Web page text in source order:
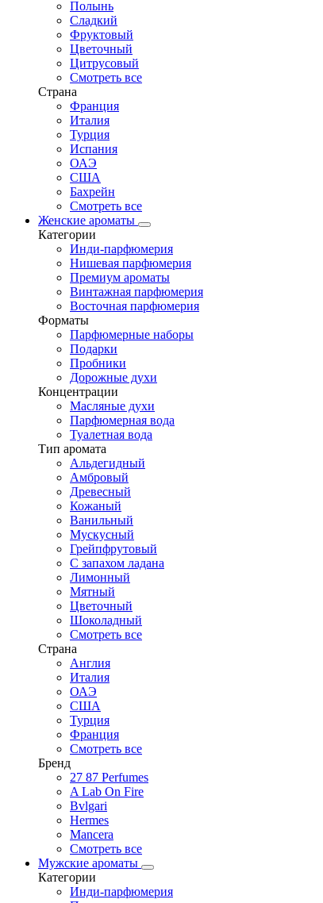
Полынь
Сладкий
Фруктовый
Цветочный
Цитрусовый
Смотреть все
Страна
Франция
Италия
Турция
Испания
ОАЭ
США
Бахрейн
Смотреть все
Женские ароматы
Категории
Инди-парфюмерия
Нишевая парфюмерия
Премиум ароматы
Винтажная парфюмерия
Восточная парфюмерия
Форматы
Парфюмерные наборы
Подарки
Пробники
Дорожные духи
Концентрации
Масляные духи
Парфюмерная вода
Туалетная вода
Тип аромата
Альдегидный
Амбровый
Древесный
Кожаный
Ванильный
Мускусный
Грейпфрутовый
С запахом ладана
Лимонный
Мятный
Цветочный
Шоколадный
Смотреть все
Страна
Англия
Италия
ОАЭ
США
Турция
Франция
Смотреть все
Бренд
27 87 Perfumes
A Lab On Fire
Bvlgari
Hermes
Mancera
Смотреть все
Мужские ароматы
Категории
Инди-парфюмерия